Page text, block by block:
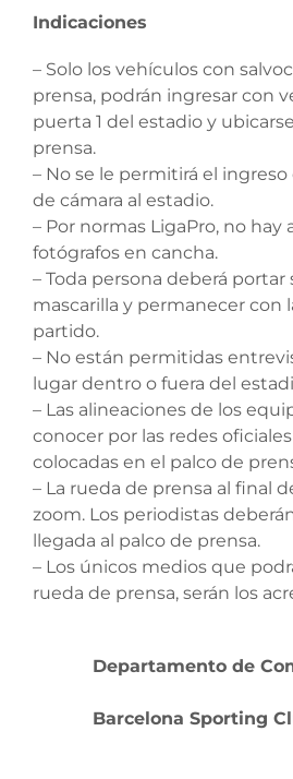
Indicaciones
– Solo los vehículos con
prensa, podrán ingresar con
puerta 1 del estadio y
prensa.
– No se le permitirá el
de cámara al estadio.
– Por normas LigaPro, no hay
fotógrafos en cancha.
– Toda persona deberá portar
mascarilla y permanecer con
partido.
– No están permitidas
lugar dentro o fuera del
– Las alineaciones de los
conocer por las redes
colocadas en el palco de
– La rueda de prensa al final
zoom. Los periodistas
llegada al palco de prensa.
– Los únicos medios que
rueda de prensa, serán los
Departamento de
Barcelona Sporting